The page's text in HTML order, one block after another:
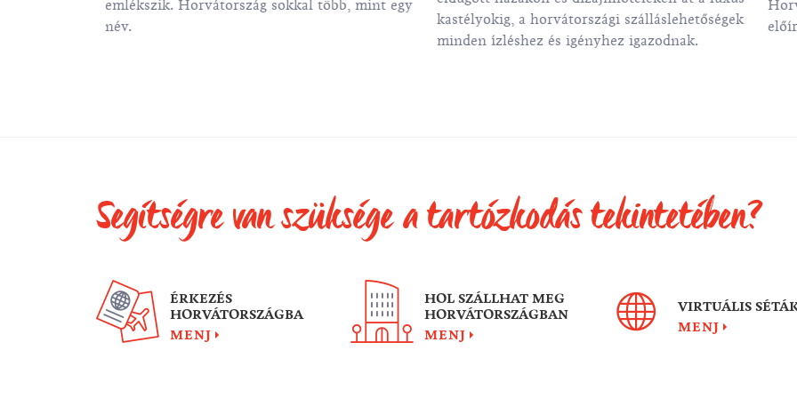
emlékszik. Horvátország sokkal több, mint egy
név.
kastélyokig, a horvátországi szálláslehetőségek
minden ízléshez és igényhez igazodnak.
Segítségre van szüksége a tartózkodás tekintetében?
ÉRKEZÉS
HORVÁTORSZÁGBA
MENJ
HOL SZÁLLHAT MEG
HORVÁTORSZÁGBAN
MENJ
VIRTUÁLIS
MENJ